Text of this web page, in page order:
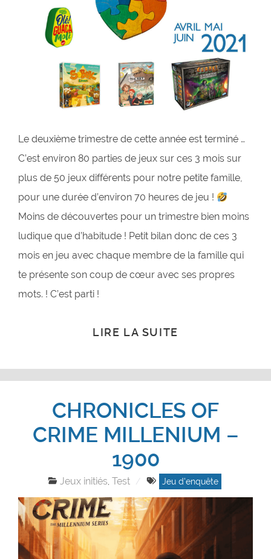
Le deuxième trimestre de cette année est terminé …
C’est environ 80 parties de jeux sur ces 3 mois sur
plus de 50 jeux différents pour notre petite famille,
pour une durée d’environ 70 heures de jeu !
Moins de découvertes pour un trimestre bien moins
ludique que d’habitude ! Petit bilan donc de ces 3
mois en jeu avec chaque membre de la famille qui
te présente son coup de cœur avec ses propres
mots. ! C’est parti !
LIRE LA SUITE
CHRONICLES OF
CRIME MILLENIUM –
1900
Jeux initiés Test Jeu d'enquête